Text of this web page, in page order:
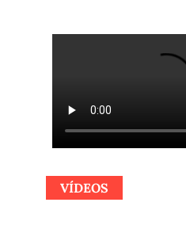
VÍDEOS